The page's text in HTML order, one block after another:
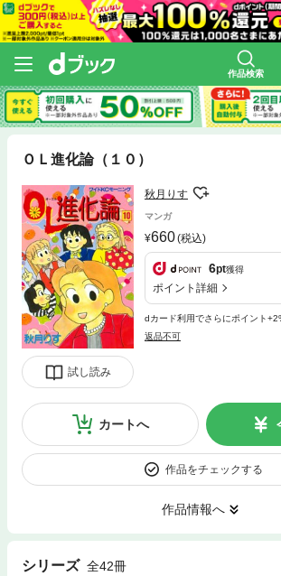
作品検索
ＯＬ進化論（１０）
試し読み
秋月りす
マンガ
660(税込)
6pt獲得
ポイント詳細
dカード利用でさらにポイント
返品不可
カートへ
作品をチェックする
作品情報へ
シリーズ 全42冊